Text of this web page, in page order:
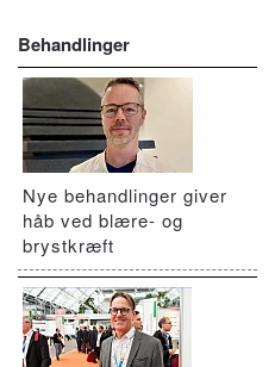
Behandlinger
Nye behandlinger giver
håb ved blære- og
brystkræft